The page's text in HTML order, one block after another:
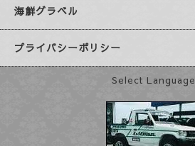
海鮮グラベル
プライバシーポリシー
Select Language